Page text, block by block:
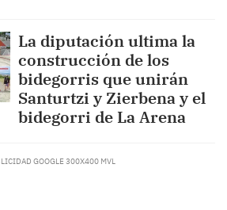
La diputación ultima la
construcción de los
bidegorris que unirán
Santurtzi y Zierbena y el
bidegorri de La Arena